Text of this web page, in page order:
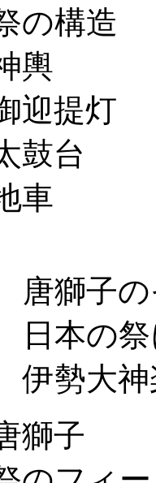
の構造
輿
迎提灯
鼓台
地車
唐獅子
日本の
伊勢
獅子